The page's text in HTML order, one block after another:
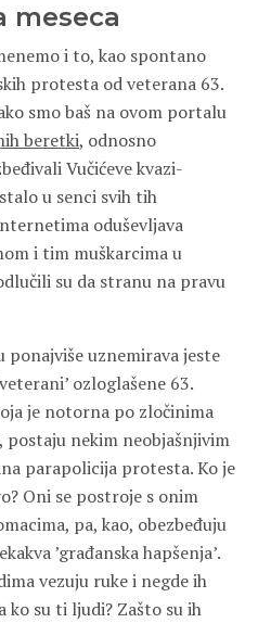
meseca
i to, kao spontano
protesta od veterana 63.
smo baš na ovom portalu
beretki, odnosno
Vučićeve kvazi-
u senci svih tih
oduševljava
i tim muškarcima u
su da stranu na pravu
ponajviše uznemirava jeste
ozloglašene 63.
je notorna po zločinima
postaju nekim neobjašnjivim
parapolicija protesta. Ko je
Oni se postroje s onim
pa, kao, obezbeđuju
’građanska hapšenja’.
vezuju ruke i negde ih
ko su ti ljudi? Zašto su ih